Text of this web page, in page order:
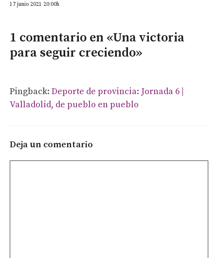
17 junio 2021 20:00h
1 comentario en «Una victoria
para seguir creciendo»
Pingback: Deporte de provincia: Jornada 6 |
Valladolid, de pueblo en pueblo
Deja un comentario